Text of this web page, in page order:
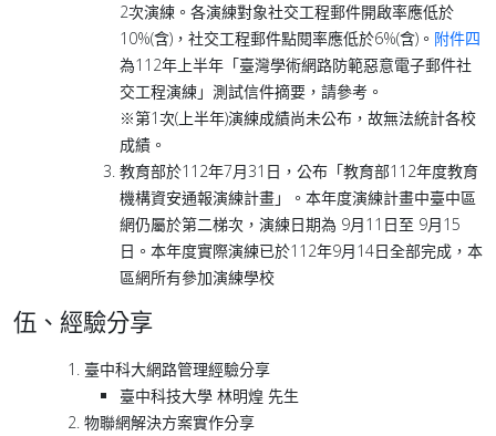
2次演練。各演練對象社交工程郵件開啟率應低於
10%(含)，社交工程郵件點閱率應低於6%(含)。 附件四
為112年上半年「臺灣學術網路防範惡意電子郵件社
交工程演練」測試信件摘要，請參考。
※第1次(上半年)演練成績尚未公布，故無法統計各校
成績。
教育部於112年7月31日，公布「教育部112年度教育
機構資安通報演練計畫」。本年度演練計畫中臺中區
網仍屬於第二梯次，演練日期為 9月11日至 9月15
日。本年度實際演練已於112年9月14日全部完成，本
區網所有參加演練學校
伍、 經驗分享
臺中科大網路管理經驗分享
臺中科技大學 林明煌 先生
物聯網解決方案實作分享